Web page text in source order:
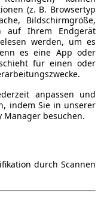
der Angaben
Nach Oben
Online-Automarkt.
(z. B. Browsertyp
Bildschirmgröße,
auf Ihrem Endgerät
werden, um es
es eine App oder
für einen oder
anpassen und
indem Sie in unserer
Manager besuchen.
durch Scannen